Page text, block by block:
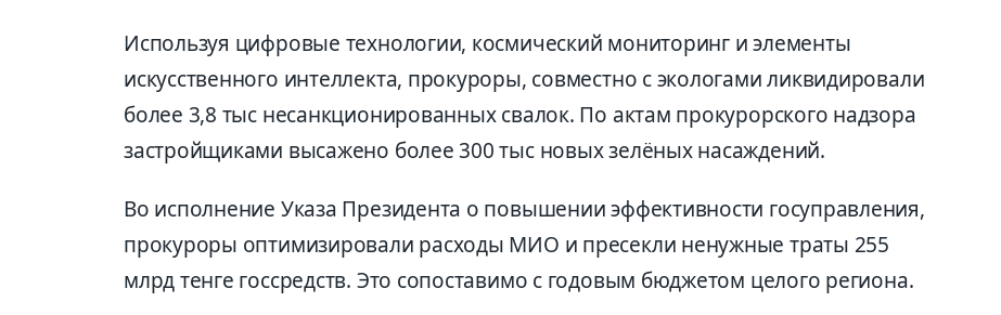
Используя цифровые технологии, космический мониторинг и элементы
искусственного интеллекта, прокуроры, совместно с экологами ликвидировали
более 3,8 тыс несанкционированных свалок. По актам прокурорского надзора
застройщиками высажено более 300 тыс новых зелёных насаждений.
Во исполнение Указа Президента о повышении эффективности госуправления,
прокуроры оптимизировали расходы МИО и пресекли ненужные траты 255
млрд тенге госсредств. Это сопоставимо с годовым бюджетом целого региона.